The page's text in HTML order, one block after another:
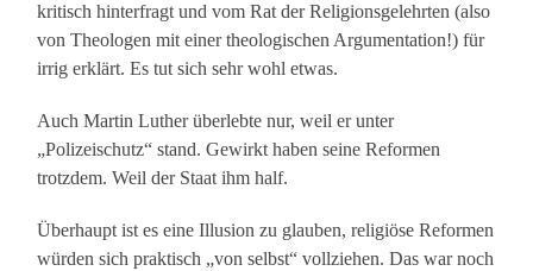
kritisch hinterfragt und vom Rat der Religionsgelehrten (also
von Theologen mit einer theologischen Argumentation!) für
irrig erklärt. Es tut sich sehr wohl etwas.
Auch Martin Luther überlebte nur, weil er unter
„Polizeischutz“ stand. Gewirkt haben seine Reformen
trotzdem. Weil der Staat ihm half.
Überhaupt ist es eine Illusion zu glauben, religiöse Reformen
würden sich praktisch „von selbst“ vollziehen. Das war noch